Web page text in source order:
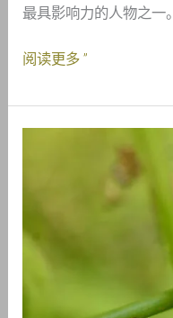
最具影响力的人物之一。
阅读更多 ”
–
Nature